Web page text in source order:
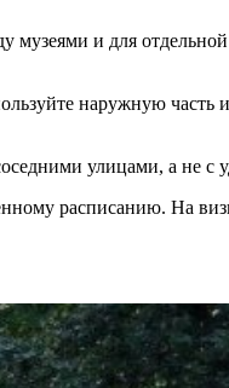
и для отдельной
наружную
улицами, а не с
расписанию. На